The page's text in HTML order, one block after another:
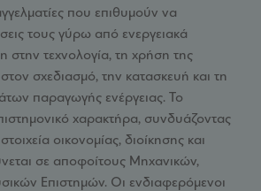
που επιθυμούν να
τους γύρω από ενεργειακά
στην τεχνολογία, τη χρήση της
σχεδιασμό, την κατασκευή και τη
παραγωγής ενέργειας. Το
χαρακτήρα, συνδυάζοντας
οικονομίας, διοίκησης και
σε αποφοίτους Μηχανικών,
Επιστημών. Οι ενδιαφερόμενοι